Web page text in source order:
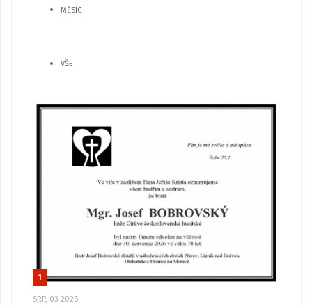
MĚSÍC
VŠE
1
SRP, 03 2026